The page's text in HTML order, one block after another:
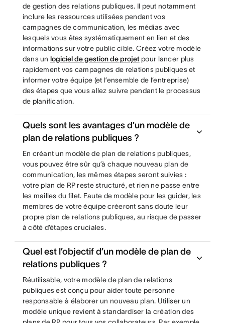
de gestion des relations publiques. Il peut notamment
inclure les ressources utilisées pendant vos
campagnes de communication, les médias avec
lesquels vous êtes systématiquement en lien et des
informations sur votre public cible. Créez votre modèle
dans un logiciel de gestion de projetpour lancer plus
rapidement vos campagnes de relations publiques et
informer votre équipe (et l’ensemble de l’entreprise)
des étapes que vous allez suivre pendant le processus
de planification.
Quels sont les avantages d’un modèle de
plan de relations publiques ?
En créant un modèle de plan de relations publiques,
vous pouvez être sûr qu’à chaque nouveau plan de
communication, les mêmes étapes seront suivies :
votre plan de RP reste structuré, et rien ne passe entre
les mailles du filet. Faute de modèle pour les guider, les
membres de votre équipe créeront sans doute leur
propre plan de relations publiques, au risque de passer
à côté d’étapes cruciales.
Quel est l’objectif d’un modèle de plan de
relations publiques ?
Réutilisable, votre modèle de plan de relations
publiques est conçu pour aider toute personne
responsable à élaborer un nouveau plan. Utiliser un
modèle unique revient à standardiser la création des